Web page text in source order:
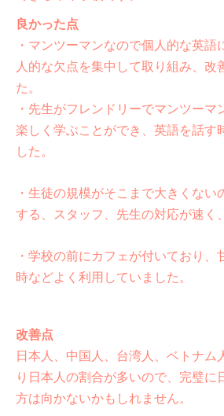
良かった点
・マンツーマンなので個人的な英語
人的な欠点を集中して取り組み、改
た。
・先生がフレンドリーでマンツーマ
楽しく学ぶことができ、英語を話す
した。
・生徒の規模がそこまで大きくな
する、スタッフ、先生の対応が速く
・学校の前にカフェが付いており、
時などよく利用していました。
改善点
日本人、中国人、台湾人、ベトナム
り日本人の割合が多いので、完璧に
方は向かないかもしれません。